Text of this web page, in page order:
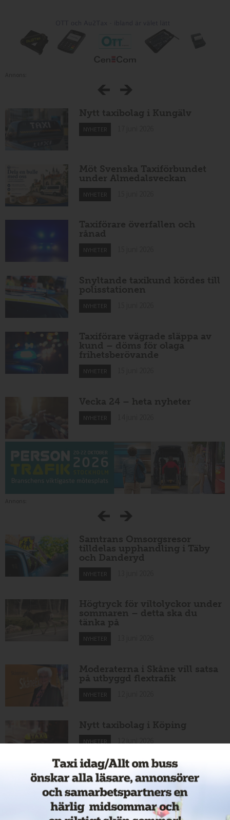
Nytt taxibolag i Kungälv
NYHETER
Möt Svenska Taxiförbundet
under Almedalsveckan
NYHETER
Taxiförare överfallen och
rånad
NYHETER
Snyltande taxikund kördes till
polisstationen
NYHETER
Taxiförare vägrade släppa av
kund – döms för olaga
frihetsberövande
NYHETER
Vecka 24 – heta nyheter
NYHETER
Samtrans Omsorgsresor
tilldelas upphandling i Täby
och Danderyd
NYHETER
Högtryck för viltolyckor under
sommaren – detta ska du
tänka på
NYHETER
Moderaterna i Skåne vill satsa
på utbyggd flextrafik
NYHETER
Nytt taxibolag i Köping
NYHETER
Cathrin byter från hamnar till
bussar
NYHETER 11 juni 2026